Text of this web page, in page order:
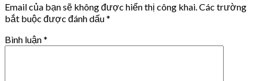
Email của bạn sẽ không được hiển thị công khai. Các trường
bắt buộc được đánh dấu*
Bình luận*